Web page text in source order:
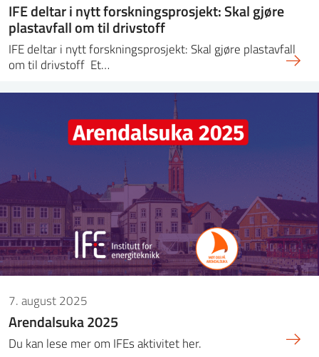
IFE deltar i nytt forskningsprosjekt: Skal gjøre
plastavfall om til drivstoff
IFE deltar i nytt forskningsprosjekt: Skal gjøre plastavfall
om til drivstoff Et…
7. august 2025
Arendalsuka 2025
Du kan lese mer om IFEs aktivitet her.